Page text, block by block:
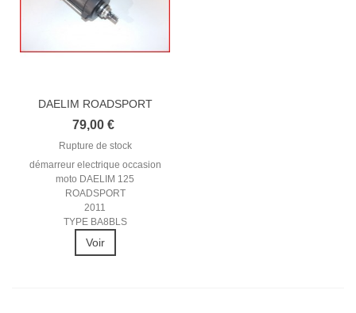
DAELIM ROADSPORT
2011 DEMARREUR...
79,00 €
Rupture de stock
démarreur electrique occasion
moto DAELIM 125
ROADSPORT
2011
TYPE BA8BLS
Voir